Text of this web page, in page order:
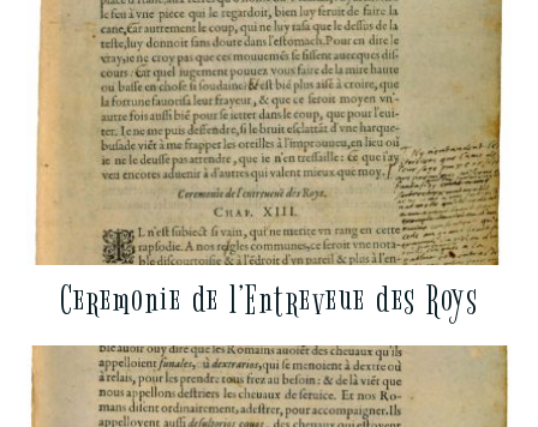
Ceremonie de l’Entreveue des Roys